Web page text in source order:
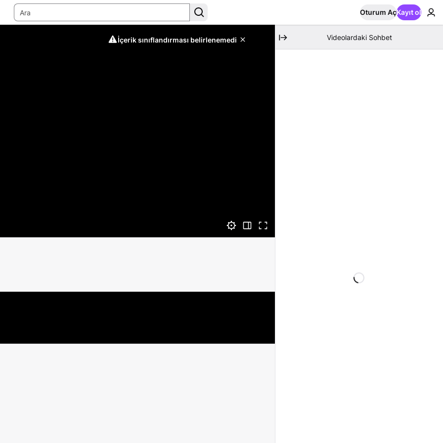
Oturum AçKayıt ol
İçerik sınıflandırması belirlenemedi Videolardaki Sohbet